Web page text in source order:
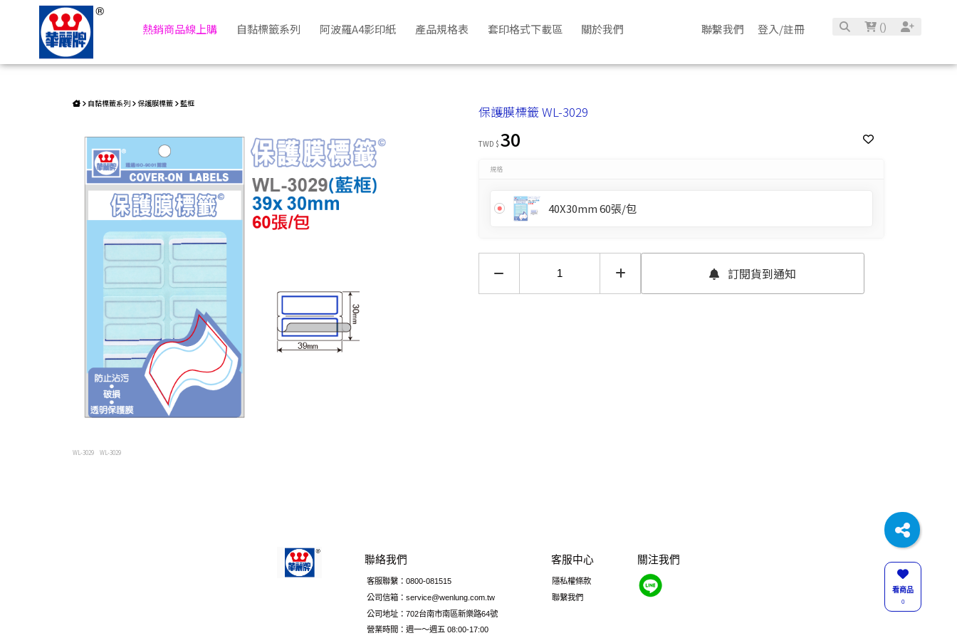
保護膜標籤 WL-3029 | 華麗牌自粘標籤
聯繫我們 登入/註冊 ()
熱銷商品線上購 自黏標籤系列 阿波羅A4影印紙 產品規格表 套印格式下載區 關於我們
自黏標籤系列 保護膜標籤 藍框
WL-3029 WL-3029
保護膜標籤 WL-3029
TWD $ 30
規格
40X30mm 60張/包
訂閱貨到通知
訂閱貨到通知
聯絡我們
客服聯繫：0800-081515
公司信箱：service@wenlung.com.tw
公司地址：702台南市南區新樂路64號
營業時間：週一～週五 08:00-17:00
客服中心
隱私權條款
聯繫我們
關注我們
看商品
0